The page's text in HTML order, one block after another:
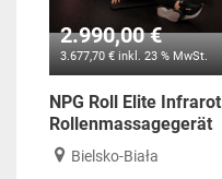
2.990,00 €
3.677,70 € inkl. 23 % MwSt.
NPG Roll Elite Infrarot
Rollenmassagegerät
Bielsko-Biała